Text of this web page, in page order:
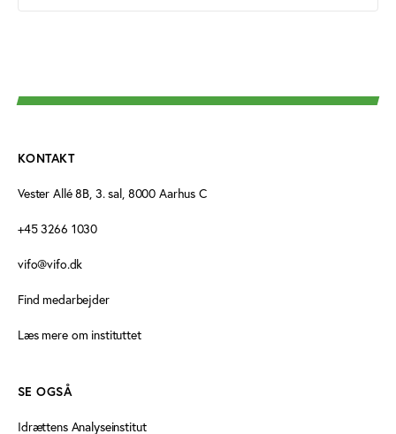
KONTAKT
Vester Allé 8B, 3. sal, 8000 Aarhus C
+45 3266 1030
vifo@vifo.dk
Find medarbejder
Læs mere om instituttet
SE OGSÅ
Idrættens Analyseinstitut